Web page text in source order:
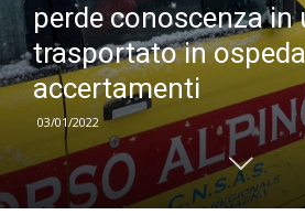
perde conoscenza
trasportato in
accertamenti
03/01/2022